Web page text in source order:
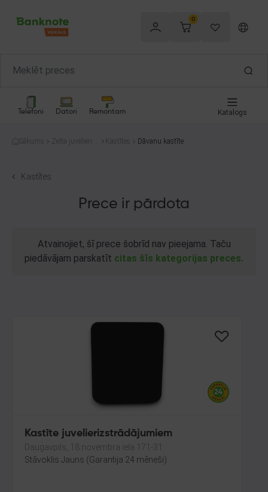
0
Telefoni Datori Remontam Katalogs
Sākums
Zelta juvelierizs
Kastītes Dāvanu kastīte
Kastītes
Prece ir pārdota
Atvainojiet, šī prece šobrīd nav pieejama. Taču
piedāvājam parskatīt citas šīs kategorijas preces.
Kastīte juvelierizstrādājumiem
Daugavpils, 18.novembra iela 171-31
Stāvoklis Jauns (Garantija 24 mēneši)